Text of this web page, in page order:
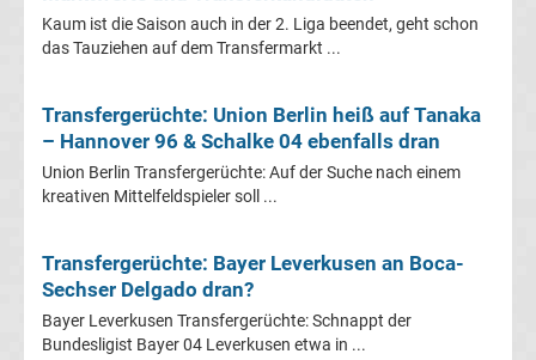
Internat.
UEFA
Youth
Fußball
Kaum ist die Saison auch in der 2. Liga beendet, geht schon
das Tauziehen auf dem Transfermarkt ...
Transfergerüchte: Union Berlin heiß auf Tanaka
– Hannover 96 & Schalke 04 ebenfalls dran
Union Berlin Transfergerüchte: Auf der Suche nach einem
kreativen Mittelfeldspieler soll ...
Transfergerüchte: Bayer Leverkusen an Boca-
Sechser Delgado dran?
Bayer Leverkusen Transfergerüchte: Schnappt der
Bundesligist Bayer 04 Leverkusen etwa in ...